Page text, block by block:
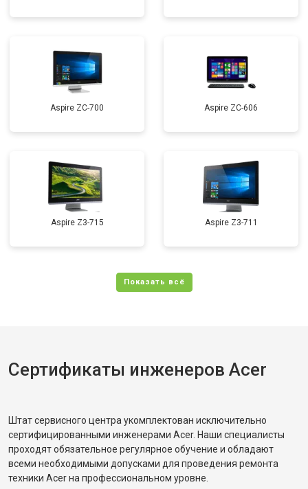
Aspire ZC-700 Aspire ZC-606
Aspire Z3-715 Aspire Z3-711
Сертификаты инженеров Acer
Штат сервисного центра укомплектован исключительно
сертифицированными инженерами Acer. Наши специалисты
проходят обязательное регулярное обучение и обладают
всеми необходимыми допусками для проведения ремонта
техники Acer на профессиональном уровне.